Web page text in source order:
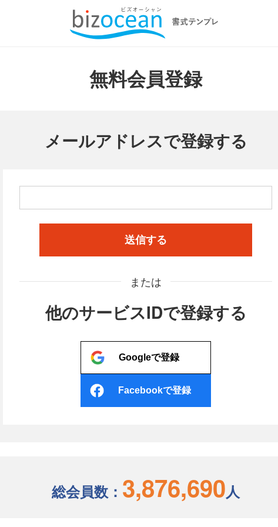
無料会員登録
メールアドレスで登録する
送信する
または
他のサービスIDで登録する
Googleで登録
Facebookで登録
総会員数： 3,876,690人